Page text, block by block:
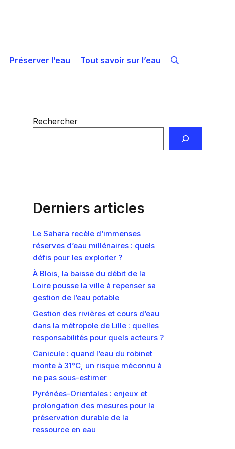
Préserver l’eau Tout savoir sur l’eau
Rechercher
Derniers articles
Le Sahara recèle d’immenses
réserves d’eau millénaires : quels
défis pour les exploiter ?
À Blois, la baisse du débit de la
Loire pousse la ville à repenser sa
gestion de l’eau potable
Gestion des rivières et cours d’eau
dans la métropole de Lille : quelles
responsabilités pour quels acteurs ?
Canicule : quand l’eau du robinet
monte à 31°C, un risque méconnu à
ne pas sous-estimer
Pyrénées-Orientales : enjeux et
prolongation des mesures pour la
préservation durable de la
ressource en eau